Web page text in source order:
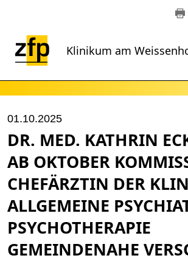
Klinikum am
01.10.2025
DR. MED. KATHRIN
AB OKTOBER
CHEFÄRZTIN DER
ALLGEMEINE
PSYCHOTHERAPIE
GEMEINDENAHE